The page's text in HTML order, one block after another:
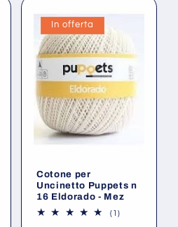
In offerta
Cotone per
Uncinetto Puppets n
16 Eldorado - Mez
(1)1